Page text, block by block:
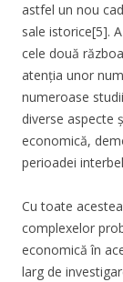
astfel un nou
sale istorice[5].
cele două
atenția unor
numeroase
diverse aspecte
economică,
perioadei
Cu toate
complexelor
economică în
larg de